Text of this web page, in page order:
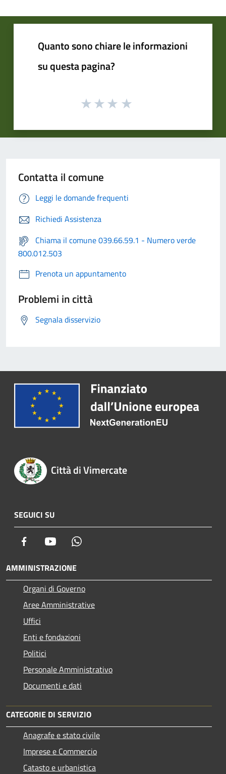
Quanto sono chiare le informazioni
su questa pagina?
Contatta il comune
Leggi le domande frequenti
Richiedi Assistenza
Chiama il comune 039.66.59.1 - Numero verde
800.012.503
Prenota un appuntamento
Problemi in città
Segnala disservizio
Città di Vimercate
SEGUICI SU
Facebook Youtube
AMMINISTRAZIONE
Organi di Governo
Aree Amministrative
Uffici
Enti e fondazioni
Politici
Personale Amministrativo
Documenti e dati
CATEGORIE DI SERVIZIO
Anagrafe e stato civile
Imprese e Commercio
Catasto e urbanistica